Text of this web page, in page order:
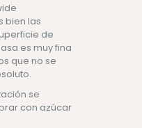
bien las
de
es muy fina
que no se
se
con azúcar